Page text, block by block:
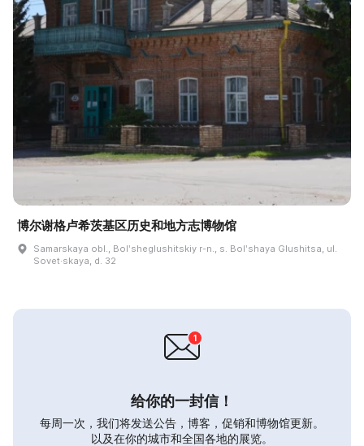
博尔谢格卢希茨基区历史和地方志博物馆
Samarskaya obl., Bolʹsheglushitskiy r-n., s. Bolʹshaya Glushitsa, ul.
Sovet·skaya, d. 32
给你的一封信！
每周一次，我们将发送公告，博客，促销和博物馆更新。
以及在你的城市和全国各地的展览。